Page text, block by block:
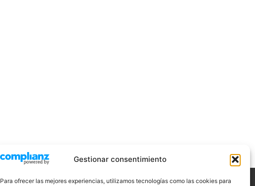
Gestionar consentimiento
Para ofrecer las mejores experiencias, utilizamos tecnologías como las cookies para